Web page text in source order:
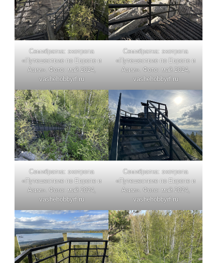
Семибратка: экотропа
«Путешествие по Европе и
Азии». Фото: май 2024,
vashehobbyrf.ru
Семибратка: экотропа
«Путешествие по Европе и
Азии». Фото: май 2024,
vashehobbyrf.ru
Семибратка: экотропа
«Путешествие по Европе и
Азии». Фото: май 2024,
vashehobbyrf.ru
Семибратка: экотропа
«Путешествие по Европе и
Азии». Фото: май 2024,
vashehobbyrf.ru